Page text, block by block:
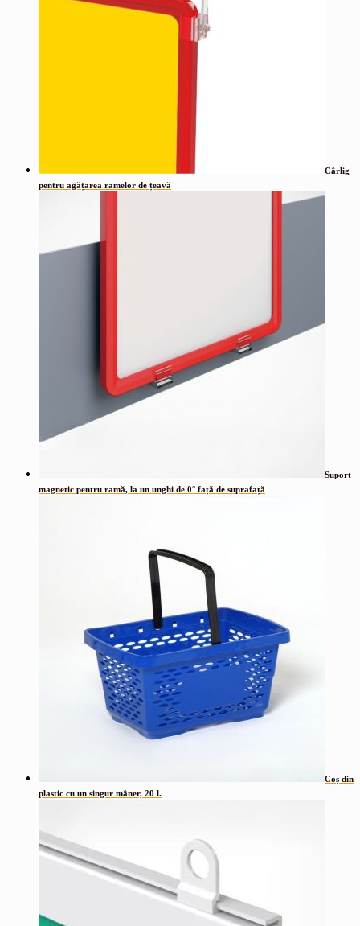
Cârlig
pentru agățarea ramelor de țeavă
Suport
magnetic pentru ramă, la un unghi de 0° față de suprafață
Coș din
plastic cu un singur mâner, 20 l.